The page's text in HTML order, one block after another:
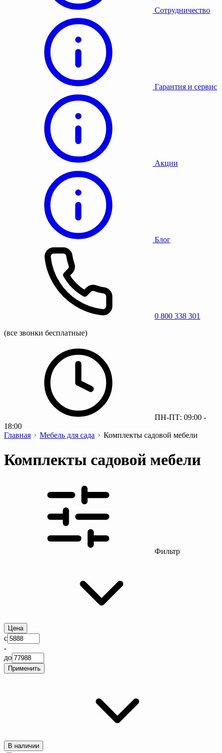
Сотрудничество
Гарантия и сервис
Акции
Блог
0 800 338 301
(все звонки бесплатные)
ПН-ПТ: 09:00 -
18:00
Главная
Мебель для сада Комплекты садовой мебели
Комплекты садовой мебели
Фильтр
Цена
с
-
до
Применить
В наличии